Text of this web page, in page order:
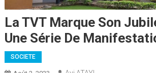
La TVT Marque Son
Une Série De
SOCIETE